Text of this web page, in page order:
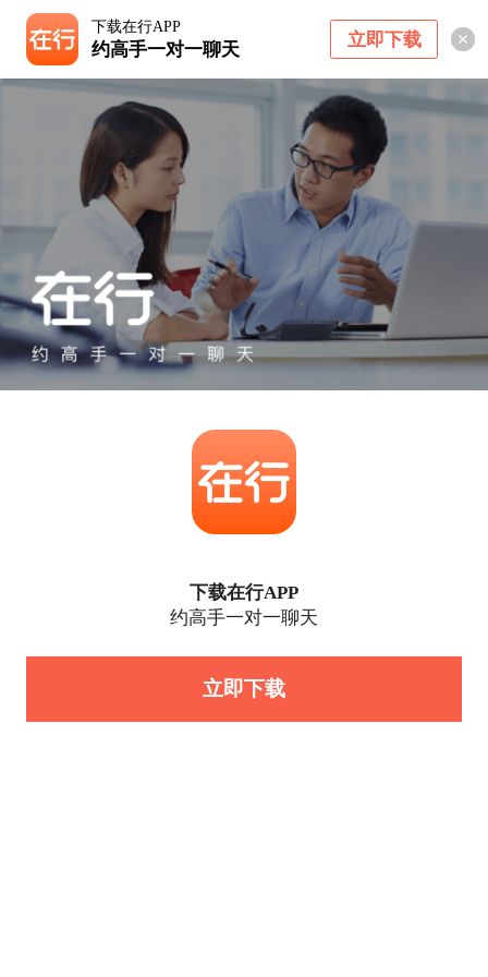
下载在行APP
约高手一对一聊天 立即下载
下载在行APP
约高手一对一聊天
立即下载